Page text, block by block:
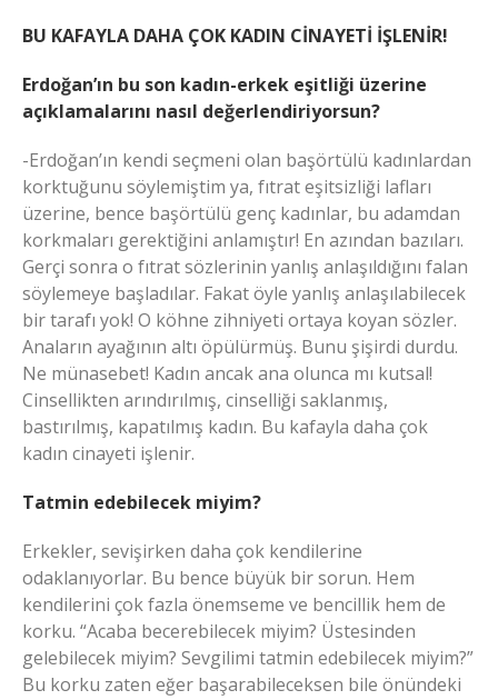
BU KAFAYLA DAHA ÇOK KADIN CİNAYETİ İŞLENİR!
Erdoğan’ın bu son kadın-erkek eşitliği üzerine
açıklamalarını nasıl değerlendiriyorsun?
-Erdoğan’ın kendi seçmeni olan başörtülü kadınlardan
korktuğunu söylemiştim ya, fıtrat eşitsizliği lafları
üzerine, bence başörtülü genç kadınlar, bu adamdan
korkmaları gerektiğini anlamıştır! En azından bazıları.
Gerçi sonra o fıtrat sözlerinin yanlış anlaşıldığını falan
söylemeye başladılar. Fakat öyle yanlış anlaşılabilecek
bir tarafı yok! O köhne zihniyeti ortaya koyan sözler.
Anaların ayağının altı öpülürmüş. Bunu şişirdi durdu.
Ne münasebet! Kadın ancak ana olunca mı kutsal!
Cinsellikten arındırılmış, cinselliği saklanmış,
bastırılmış, kapatılmış kadın. Bu kafayla daha çok
kadın cinayeti işlenir.
Tatmin edebilecek miyim?
Erkekler, sevişirken daha çok kendilerine
odaklanıyorlar. Bu bence büyük bir sorun. Hem
kendilerini çok fazla önemseme ve bencillik hem de
korku. “Acaba becerebilecek miyim? Üstesinden
gelebilecek miyim? Sevgilimi tatmin edebilecek miyim?”
Bu korku zaten eğer başarabileceksen bile önündeki